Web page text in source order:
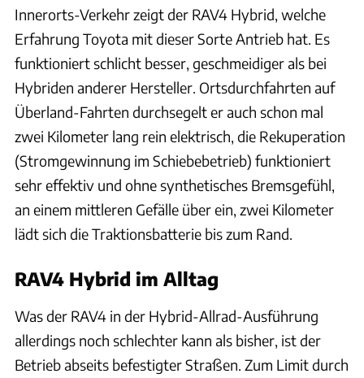
Innerorts-Verkehr zeigt der RAV4 Hybrid, welche
Erfahrung Toyota mit dieser Sorte Antrieb hat. Es
funktioniert schlicht besser, geschmeidiger als bei
Hybriden anderer Hersteller. Ortsdurchfahrten auf
Überland-Fahrten durchsegelt er auch schon mal
zwei Kilometer lang rein elektrisch, die Rekuperation
(Stromgewinnung im Schiebebetrieb) funktioniert
sehr effektiv und ohne synthetisches Bremsgefühl,
an einem mittleren Gefälle über ein, zwei Kilometer
lädt sich die Traktionsbatterie bis zum Rand.
RAV4 Hybrid im Alltag
Was der RAV4 in der Hybrid-Allrad-Ausführung
allerdings noch schlechter kann als bisher, ist der
Betrieb abseits befestigter Straßen. Zum Limit durch